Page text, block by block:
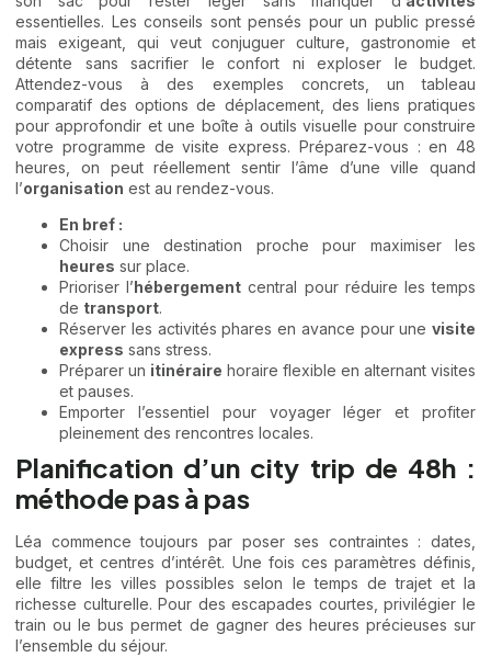
essentielles. Les conseils sont pensés pour un public pressé
mais exigeant, qui veut conjuguer culture, gastronomie et
détente sans sacrifier le confort ni exploser le budget.
Attendez-vous à des exemples concrets, un tableau
comparatif des options de déplacement, des liens pratiques
pour approfondir et une boîte à outils visuelle pour construire
votre programme de visite express. Préparez-vous : en 48
heures, on peut réellement sentir l’âme d’une ville quand
l’organisation est au rendez-vous.
En bref :
Choisir une destination proche pour maximiser les
heures sur place.
Prioriser l’hébergement central pour réduire les temps
de transport.
Réserver les activités phares en avance pour une visite
express sans stress.
Préparer un itinéraire horaire flexible en alternant visites
et pauses.
Emporter l’essentiel pour voyager léger et profiter
pleinement des rencontres locales.
Planification d’un city trip de 48h :
méthode pas à pas
Léa commence toujours par poser ses contraintes : dates,
budget, et centres d’intérêt. Une fois ces paramètres définis,
elle filtre les villes possibles selon le temps de trajet et la
richesse culturelle. Pour des escapades courtes, privilégier le
train ou le bus permet de gagner des heures précieuses sur
l’ensemble du séjour.